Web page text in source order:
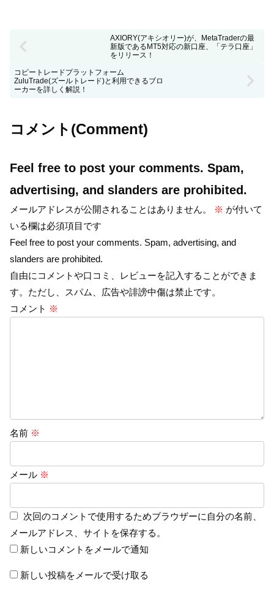
AXIORY(アキシオリー)が、MetaTraderの最
新版であるMT5対応の新口座、「テラ口座」
をリリース！
コピートレードプラットフォーム
ZuluTrade(ズールトレード)と利用できるブロ
ーカーを詳しく解説！
コメント(Comment)
Feel free to post your comments. Spam,
advertising, and slanders are prohibited.
メールアドレスが公開されることはありません。 ※ が付いて
いる欄は必須項目です
Feel free to post your comments. Spam, advertising, and
slanders are prohibited.
自由にコメントや口コミ、レビューを記入することができま
す。ただし、スパム、広告や誹謗中傷は禁止です。
コメント ※
名前 ※
メール ※
次回のコメントで使用するためブラウザーに自分の名前、
メールアドレス、サイトを保存する。
新しいコメントをメールで通知
新しい投稿をメールで受け取る